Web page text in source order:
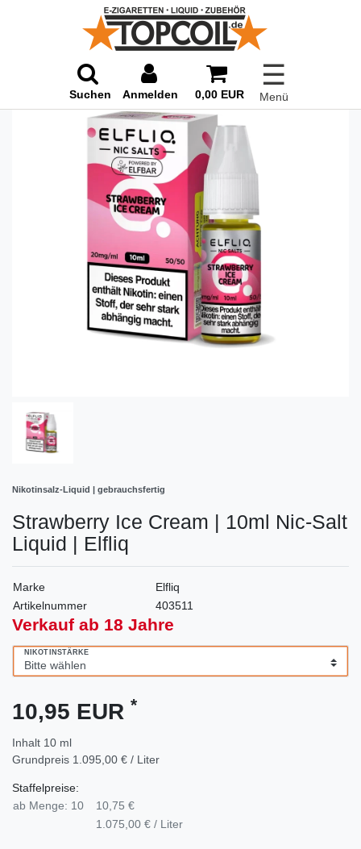
Suchen Anmelden 0,00 EUR
☰
Menü
Nikotinsalz-Liquid | gebrauchsfertig
Strawberry Ice Cream | 10ml Nic-Salt
Liquid | Elfliq
Marke
Elfliq
Artikelnummer
403511
Verkauf ab 18 Jahre
NIKOTINSTÄRKE
10,95 EUR *
Inhalt 10 ml
Grundpreis 1.095,00 € / Liter
Staffelpreise:
ab Menge: 10
10,75 €
1.075,00 € / Liter